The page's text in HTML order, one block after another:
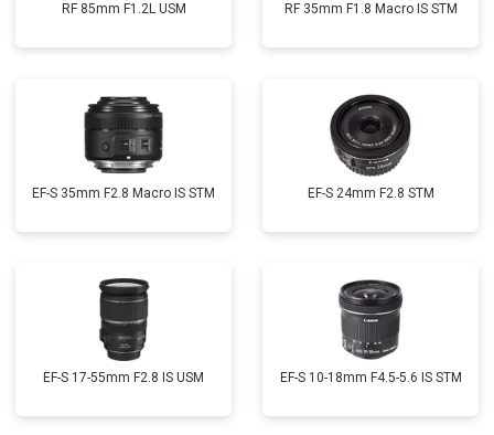
RF 85mm F1.2L USM RF 35mm F1.8 Macro IS STM
EF-S 35mm F2.8 Macro IS STM EF-S 24mm F2.8 STM
EF-S 17-55mm F2.8 IS USM EF-S 10-18mm F4.5-5.6 IS STM